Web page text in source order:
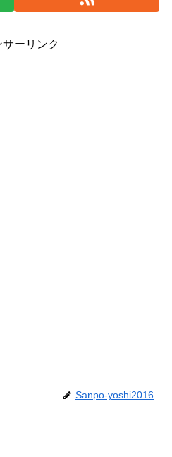
サーリンク
Sanpo-yoshi2016